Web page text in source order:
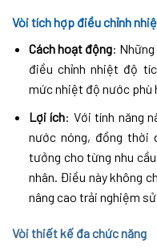
Vòi tích hợp điều chỉnh
Cách hoạt động:
điều chỉnh nhiệt độ
mức nhiệt độ nước phù
Lợi ích: Với tính năng
nước nóng, đồng thời
tưởng cho từng nhu
nhân. Điều này không
nâng cao trải nghiệm sử
Vòi thiết kế đa chức năng